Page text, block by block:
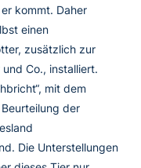
kommt. Daher
einen
zusätzlich zur
Co., installiert.
mit dem
der
Die Unterstellungen